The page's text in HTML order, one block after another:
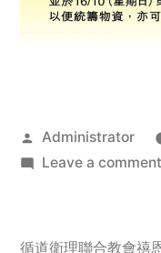
Posted
by
Administrator
Leave a comment
循道衛理聯合教會禧